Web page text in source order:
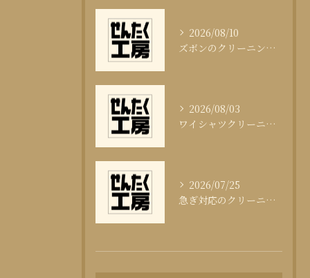
2026/08/10
ズボンのクリーニング頻度と適切な目安
2026/08/03
ワイシャツクリーニング頻度と清潔感の科学
2026/07/25
急ぎ対応のクリーニング即日サービスの秘訣